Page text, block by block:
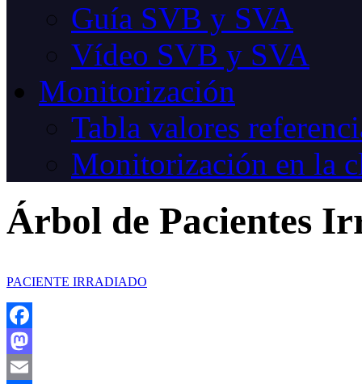
Guía SVB y SVA
Vídeo SVB y SVA
Monitorización
Tabla valores
Monitorización en la
Árbol de Pacientes
PACIENTE IRRADIADO
Facebook
Mastodon